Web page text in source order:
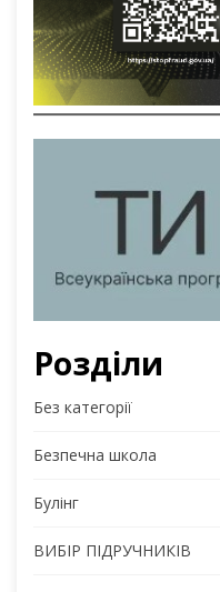
Розділи
Без категорії
Безпечна школа
Булінг
ВИБІР ПІДРУЧНИКІВ